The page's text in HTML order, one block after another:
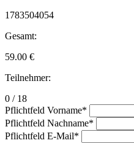
1783504054
Gesamt:
59.00 €
Teilnehmer:
0 / 18
Pflichtfeld Vorname*
Pflichtfeld Nachname*
Pflichtfeld E-Mail*